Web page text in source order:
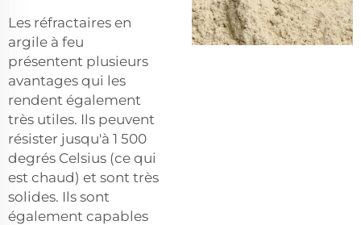
Les réfractaires en
argile à feu
présentent plusieurs
avantages qui les
rendent également
très utiles. Ils peuvent
résister jusqu'à 1 500
degrés Celsius (ce qui
est chaud) et sont très
solides. Ils sont
également capables